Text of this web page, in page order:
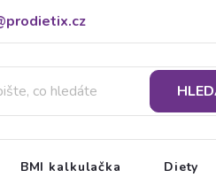
O Prodietix dietě
BMI kalkulačka Diety